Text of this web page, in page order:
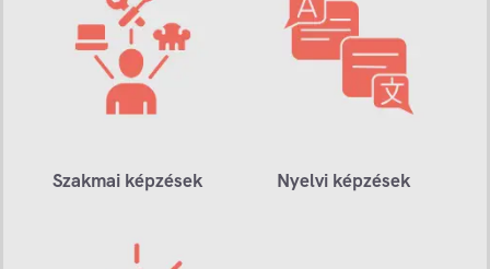
Szakmai képzések Nyelvi képzések